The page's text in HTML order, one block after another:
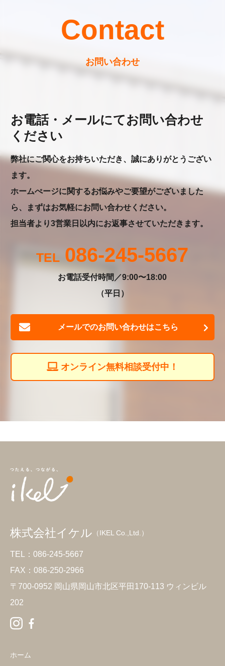
Contact
お問い合わせ
お電話・メールにてお問い合わせ
ください
弊社にご関心をお持ちいただき、誠にありがとうござい
ます。
ホームぺージに関するお悩みやご要望がございました
ら、まずはお気軽にお問い合わせください。
担当者より3営業日以内にお返事させていただきます。
086-245-5667
お電話受付時間／9:00〜18:00
（平日）
メールでのお問い合わせはこちら
オンライン無料相談受付中！
株式会社イケル （IKEL Co.,Ltd.）
TEL：086-245-5667
FAX：086-250-2966
〒700-0952 岡山県岡山市北区平田170-113 ウィンビル
202
ホーム